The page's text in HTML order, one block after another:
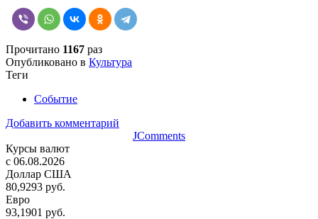
Прочитано 1167 раз
Опубликовано в Культура
Теги
Событие
Добавить комментарий
JComments
Курсы валют
c 06.08.2026
Доллар США
80,9293 руб.
Евро
93,1901 руб.